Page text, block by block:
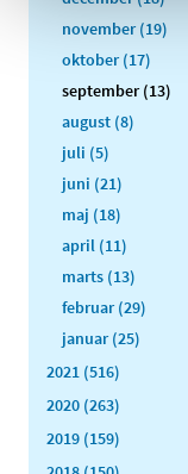
november (19)
oktober (17)
september (13)
august (8)
juli (5)
juni (21)
maj (18)
april (11)
marts (13)
februar (29)
januar (25)
2021 (516)
2020 (263)
2019 (159)